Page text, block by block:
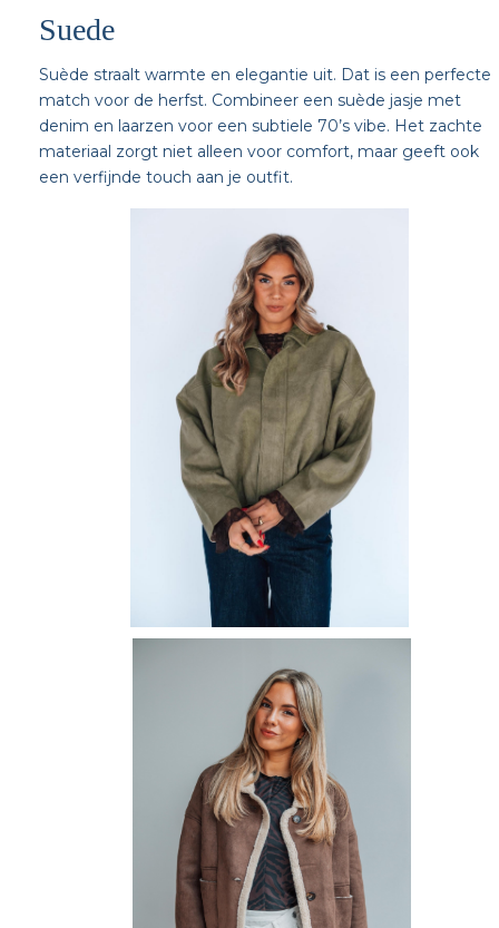
Suede
Suède straalt warmte en elegantie uit. Dat is een perfecte
match voor de herfst. Combineer een suède jasje met
denim en laarzen voor een subtiele 70’s vibe. Het zachte
materiaal zorgt niet alleen voor comfort, maar geeft ook
een verfijnde touch aan je outfit.